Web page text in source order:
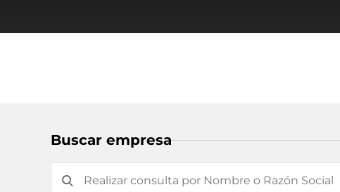
Buscar empresa